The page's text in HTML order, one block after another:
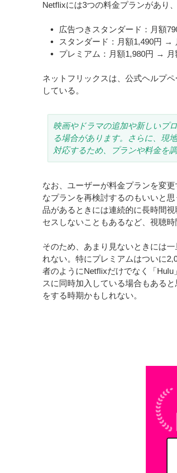
Netflixには3つの料金プランがあり
広告つきスタンダード：月額
スタンダード：月額1,490円 →
プレミアム：月額1,980円 → 月
ネットフリックスは、公式ヘルプ
している。
映画やドラマの追加や新しいプ
る場合があります。さらに、現
対応するため、プランや料金を
なお、ユーザーが料金プランを変
なプランを再検討するのもいいと
品があるときには連続的に長時間
セスしないこともあるなど、視聴
そのため、あまり見ないときには
れない。特にプレミアムはついに
者のようにNetflixだけでなく「
スに同時加入している場合もある
をする時期かもしれない。